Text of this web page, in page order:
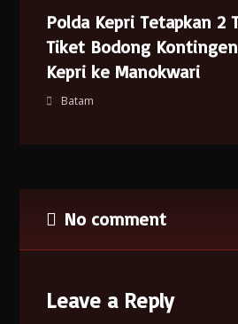
Polda Kepri Tetapkan 2
Tiket Bodong
Kepri ke Manokwari
Batam
No comment
Leave a Reply